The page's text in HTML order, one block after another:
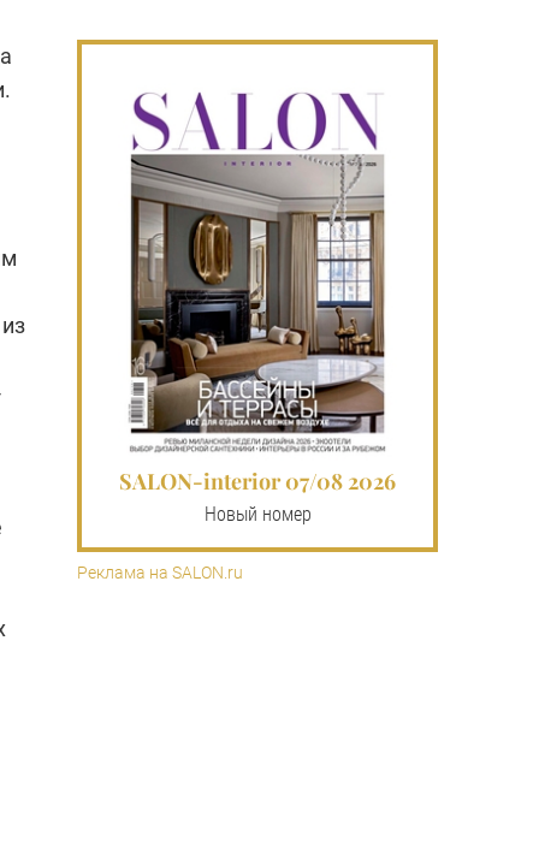
SALON-interior 07/08 2026
Новый номер
Реклама на SALON.ru